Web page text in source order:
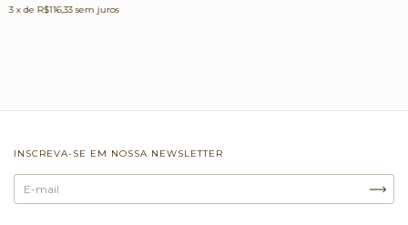
3 x de R$116,33 sem juros
INSCREVA-SE EM NOSSA NEWSLETTER